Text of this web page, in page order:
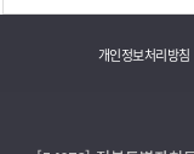
개인정보처리방침